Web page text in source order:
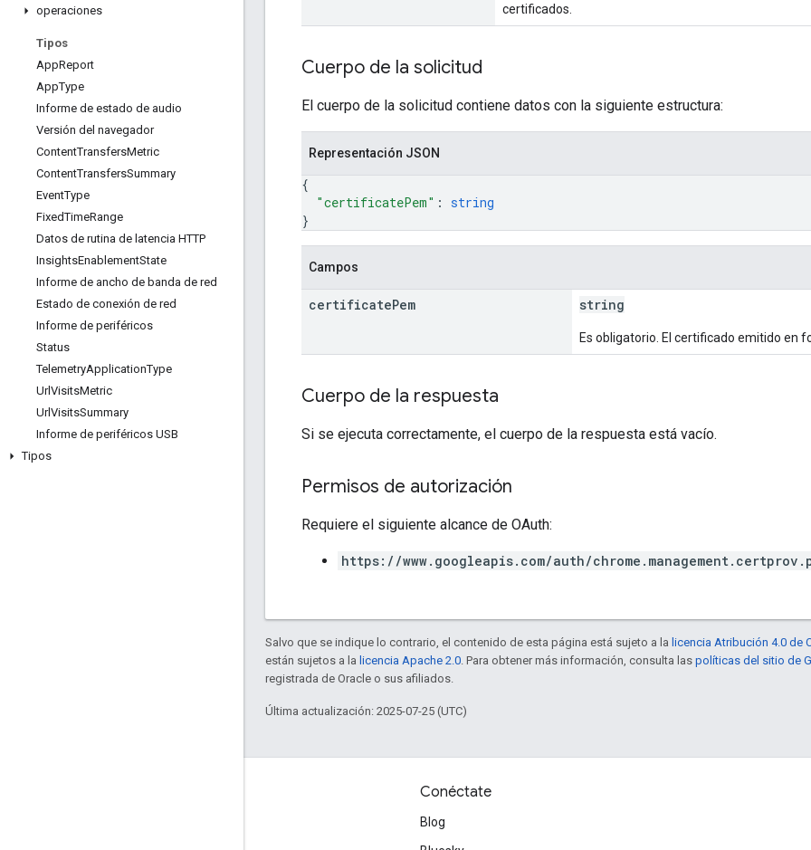
operaciones
Tipos
AppReport
AppType
Informe de estado de audio
Versión del navegador
ContentTransfersMetric
ContentTransfersSummary
EventType
FixedTimeRange
Datos de rutina de latencia HTTP
InsightsEnablementState
Informe de ancho de banda de red
Estado de conexión de red
Informe de periféricos
Status
TelemetryApplicationType
UrlVisitsMetric
UrlVisitsSummary
Informe de periféricos USB
Tipos
certificados.
Cuerpo de la solicitud
El cuerpo de la solicitud contiene datos con la siguiente estructura:
Representación JSON
{
"certificatePem" : string
}
Campos
certificatePem string
Es obligatorio. El certificado emitido en
Cuerpo de la respuesta
Si se ejecuta correctamente, el cuerpo de la respuesta está vacío.
Permisos de autorización
Requiere el siguiente alcance de OAuth:
https://www.googleapis.com/auth/
Salvo que se indique lo contrario, el contenido de esta página está sujeto a la licencia Atribución 4.0 de
están sujetos a la licencia Apache 2.0 . Para obtener más información, consulta las políticas del sitio de
registrada de Oracle o sus afiliados.
Última actualización: 2025-07-25 (UTC)
Conéctate
Blog